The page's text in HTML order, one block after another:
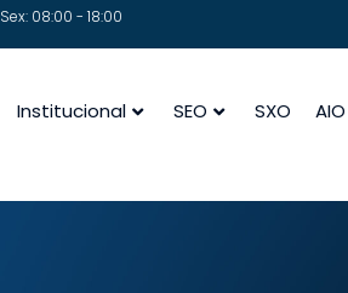
08:00 - 18:00
Institucional SEO SXO AIO